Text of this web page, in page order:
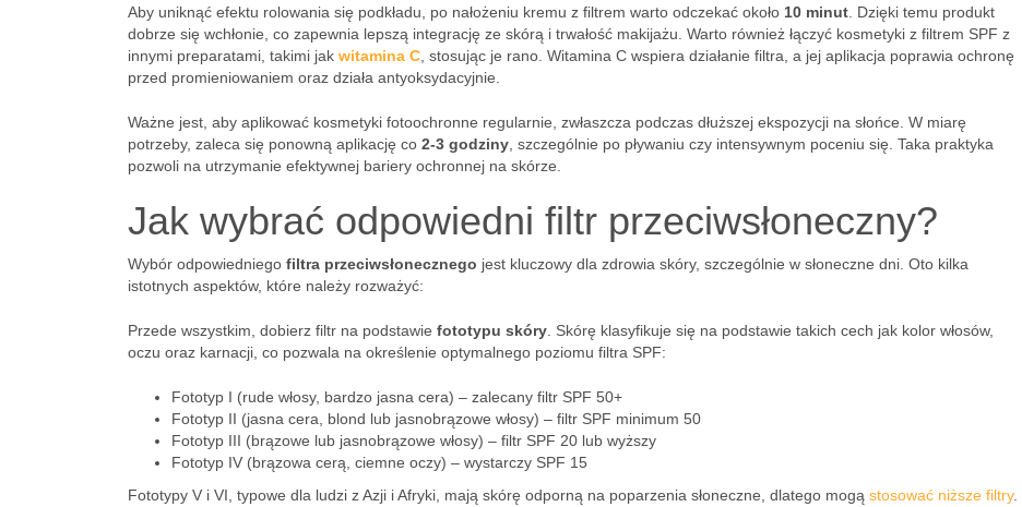
Aby uniknąć efektu rolowania się podkładu, po nałożeniu kremu z filtrem warto odczekać około 10 minut . Dzięki temu produkt
dobrze się wchłonie, co zapewnia lepszą integrację ze skórą i trwałość makijażu. Warto również łączyć kosmetyki z filtrem SPF z
innymi preparatami, takimi jak witamina C , stosując je rano. Witamina C wspiera działanie filtra, a jej aplikacja poprawia ochronę
przed promieniowaniem oraz działa antyoksydacyjnie.
Ważne jest, aby aplikować kosmetyki fotoochronne regularnie, zwłaszcza podczas dłuższej ekspozycji na słońce. W miarę
potrzeby, zaleca się ponowną aplikację co 2-3 godziny , szczególnie po pływaniu czy intensywnym poceniu się. Taka praktyka
pozwoli na utrzymanie efektywnej bariery ochronnej na skórze.
Jak wybrać odpowiedni filtr przeciwsłoneczny?
Wybór odpowiedniego filtra przeciwsłonecznego jest kluczowy dla zdrowia skóry, szczególnie w słoneczne dni. Oto kilka
istotnych aspektów, które należy rozważyć:
Przede wszystkim, dobierz filtr na podstawie fototypu skóry . Skórę klasyfikuje się na podstawie takich cech jak kolor włosów,
oczu oraz karnacji, co pozwala na określenie optymalnego poziomu filtra SPF:
Fototyp I (rude włosy, bardzo jasna cera) – zalecany filtr SPF 50+
Fototyp II (jasna cera, blond lub jasnobrązowe włosy) – filtr SPF minimum 50
Fototyp III (brązowe lub jasnobrązowe włosy) – filtr SPF 20 lub wyższy
Fototyp IV (brązowa cerą, ciemne oczy) – wystarczy SPF 15
Fototypy V i VI, typowe dla ludzi z Azji i Afryki, mają skórę odporną na poparzenia słoneczne, dlatego mogą stosować niższe filtry.